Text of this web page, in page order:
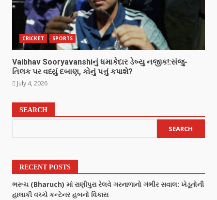
CRICKET SPORTS
Vaibhav Sooryavanshiનું ધમાકેદાર ડેબ્યુ નજીક!:સંજુ-
તિલક પર વધ્યું દબાણ, કોનું પત્તું કપાશે?
July 4, 2026
SEARCH
SEARCH
RECENT POSTS
ભરૂચ (Bharuch) માં રાણીપુરા રેલવે ગરનાળાનો ગંભીર સવાલ: ખેડૂતોની
હાલાકી વચ્ચે કન્ટેનર હબનો વિકાસ